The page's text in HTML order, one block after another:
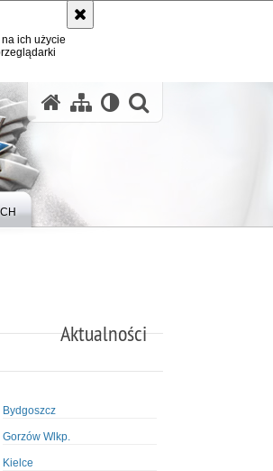
ich użycie
Aktualności
Bydgoszcz
Gorzów Wlkp.
Kielce